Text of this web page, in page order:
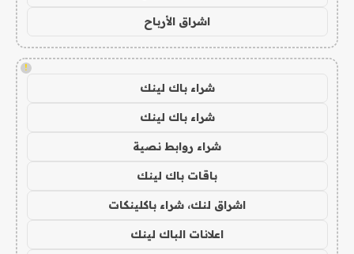
اشراق الأرباح
!
شراء باك لينك
شراء باك لينك
شراء روابط نصية
باقات باك لينك
اشراق لنك، شراء باكلينكات
اعلانات الباك لينك